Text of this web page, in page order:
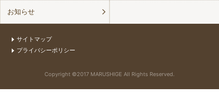
お知らせ
サイトマップ
プライバシーポリシー
Copyright ©2017 MARUSHIGE All Rights Reserved.